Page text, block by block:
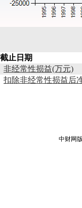
截止日期
非经常性损益(万元)
扣除非经常性损益后
中财网